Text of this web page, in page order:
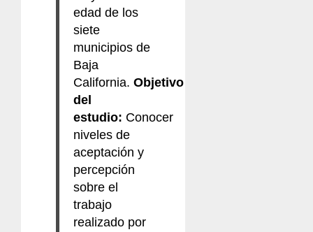
edad de los
siete
municipios de
Baja
California.Objetivo
del
estudio: Conocer
niveles de
aceptación y
percepción
sobre el
trabajo
realizado por